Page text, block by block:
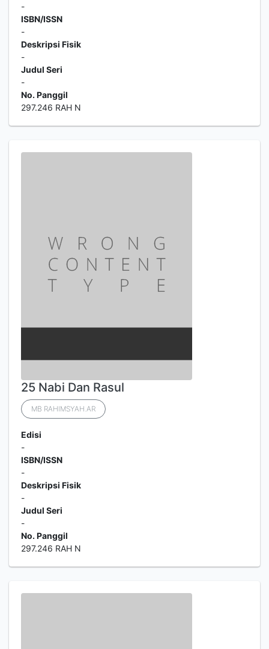
-
ISBN/ISSN
-
Deskripsi Fisik
-
Judul Seri
-
No. Panggil
297.246 RAH N
25 Nabi Dan Rasul
MB RAHIMSYAH.AR
Edisi
-
ISBN/ISSN
-
Deskripsi Fisik
-
Judul Seri
-
No. Panggil
297.246 RAH N